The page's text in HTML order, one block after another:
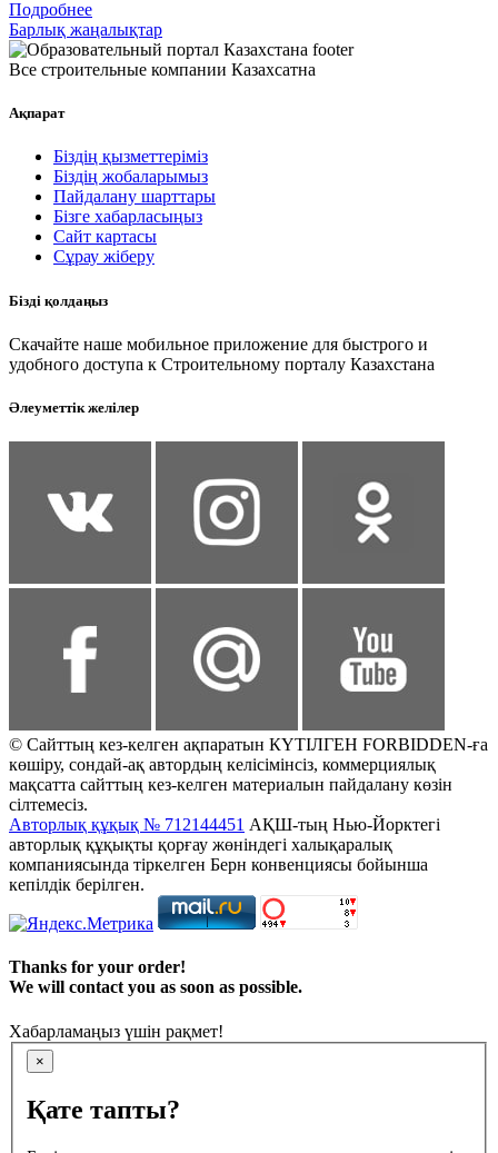
Подробнее
Барлық жаңалықтар
Все строительные компании Казахсатна
Ақпарат
Біздің қызметтеріміз
Біздің жобаларымыз
Пайдалану шарттары
Бізге хабарласыңыз
Сайт картасы
Сұрау жіберу
Бізді қолдаңыз
Скачайте наше мобильное приложение для быстрого и
удобного доступа к Строительному порталу Казахстана
Әлеуметтік желілер
© Сайттың кез-келген ақпаратын КҮТІЛГЕН FORBIDDEN-ға
көшіру, сондай-ақ автордың келісімінсіз, коммерциялық
мақсатта сайттың кез-келген материалын пайдалану көзін
сілтемесіз.
Авторлық құқық № 712144451 АҚШ-тың Нью-Йорктегі
авторлық құқықты қорғау жөніндегі халықаралық
компаниясында тіркелген Берн конвенциясы бойынша
кепілдік берілген.
Thanks for your order!
We will contact you as soon as possible.
Хабарламаңыз үшін рақмет!
×
Қате тапты?